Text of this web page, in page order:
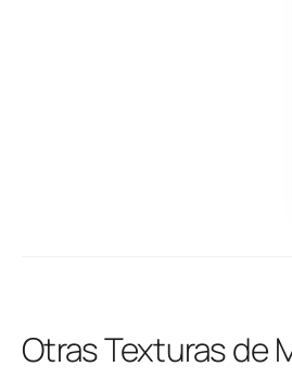
Otras Texturas de